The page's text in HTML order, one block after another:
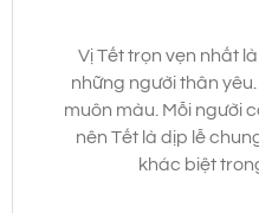
Vị Tết trọn vẹn nhất
những người thân
muôn màu. Mỗi người
nên Tết là dịp lễ
khác biệt